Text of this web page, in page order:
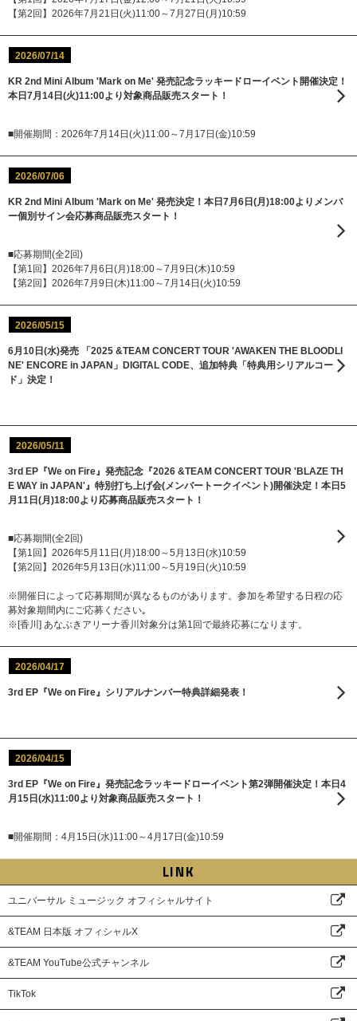
【第2回】2026年7月21日(火)11:00～7月27日(月)10:59
2026/07/14
KR 2nd Mini Album 'Mark on Me' 発売記念ラッキードローイベント開催決定！
本日7月14日(火)11:00より対象商品販売スタート！
■開催期間：2026年7月14日(火)11:00～7月17日(金)10:59
2026/07/06
KR 2nd Mini Album 'Mark on Me' 発売決定！本日7月6日(月)18:00よりメンバ
ー個別サイン会応募商品販売スタート！
■応募期間(全2回)
【第1回】2026年7月6日(月)18:00～7月9日(木)10:59
【第2回】2026年7月9日(木)11:00～7月14日(火)10:59
2026/05/15
6月10日(水)発売 「2025 &TEAM CONCERT TOUR 'AWAKEN THE BLOODLI
NE' ENCORE in JAPAN」DIGITAL CODE、追加特典「特典用シリアルコー
ド」決定！
2026/05/11
3rd EP『We on Fire』発売記念『2026 &TEAM CONCERT TOUR 'BLAZE TH
E WAY in JAPAN'』特別打ち上げ会(メンバートークイベント)開催決定！本日5
月11日(月)18:00より応募商品販売スタート！
■応募期間(全2回)
【第1回】2026年5月11日(月)18:00～5月13日(水)10:59
【第2回】2026年5月13日(水)11:00～5月19日(火)10:59
※開催日によって応募期間が異なるものがあります。参加を希望する日程の応
募対象期間内にご応募ください｡
※[香川] あなぶきアリーナ香川対象分は第1回で最終応募になります。
2026/04/17
3rd EP『We on Fire』シリアルナンバー特典詳細発表！
2026/04/15
3rd EP『We on Fire』発売記念ラッキードローイベント第2弾開催決定！本日4
月15日(水)11:00より対象商品販売スタート！
■開催期間：4月15日(水)11:00～4月17日(金)10:59
LINK
ユニバーサル ミュージック オフィシャルサイト
&TEAM 日本版 オフィシャルX
&TEAM YouTube公式チャンネル
TikTok